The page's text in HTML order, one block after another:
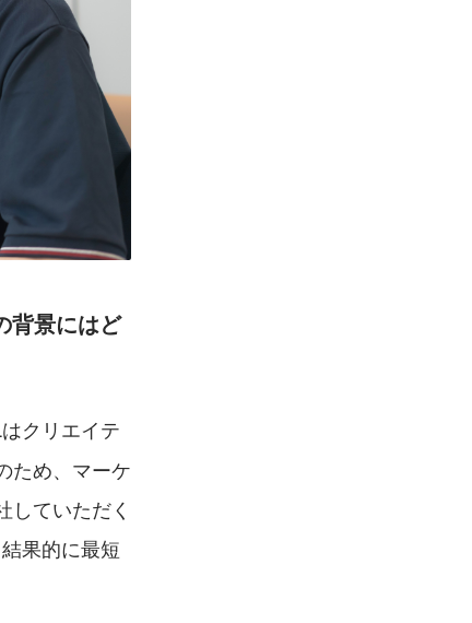
背景にはど
クリエイテ
ため、マーケ
していただく
果的に最短